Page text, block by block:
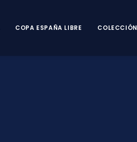
COPA ESPAÑA LIBRE COLECCIÓN